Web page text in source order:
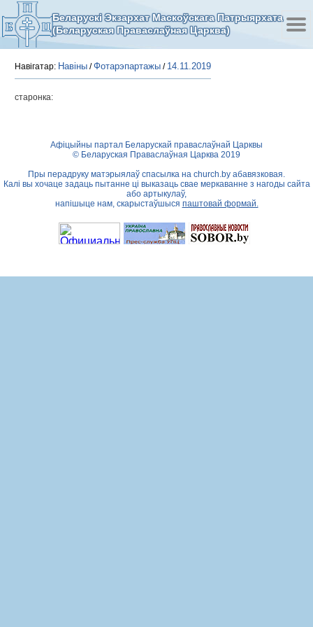
Беларускі Экзархат Маскоўскага Патрыярхата
(Беларуская Праваслаўная Царква)
Навігатар: Навіны /Фотарэпартажы / 14.11.2019
старонка:
Афіцыйны партал Беларускай праваслаўнай Царквы
© Беларуская Праваслаўная Царква 2019
Пры перадруку матэрыялаў спасылка на church.by абавязковая.
Калі вы хочаце задаць пытанне ці выказаць свае меркаванне з нагоды сайта
або артыкулаў,
напішыце нам, скарыстаўшыся паштовай формай.